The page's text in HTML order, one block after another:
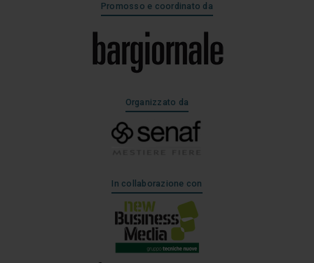
Promosso e coordinato da
Organizzato da
In collaborazione con